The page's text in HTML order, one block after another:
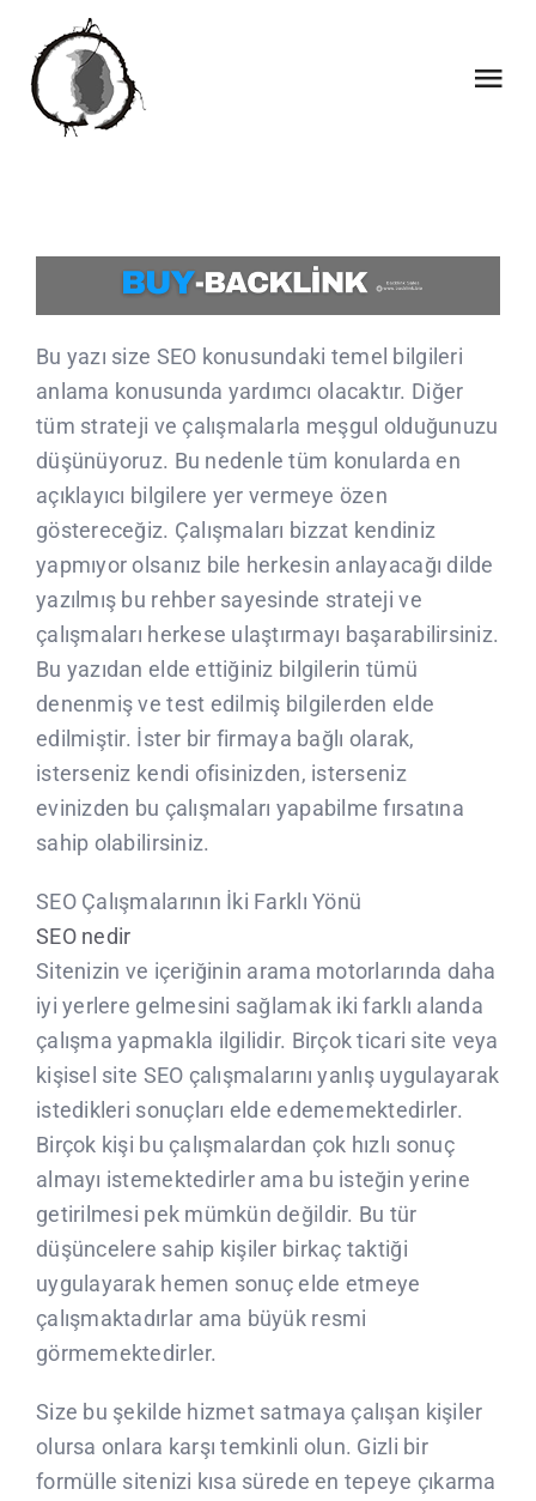
content
COL·LABORACIONS
CALENDARI
CLIENTS
CONTACTE
Bu yazı size SEO konusundaki temel bilgileri
anlama konusunda yardımcı olacaktır. Diğer
tüm strateji ve çalışmalarla meşgul olduğunuzu
düşünüyoruz. Bu nedenle tüm konularda en
açıklayıcı bilgilere yer vermeye özen
göstereceğiz. Çalışmaları bizzat kendiniz
yapmıyor olsanız bile herkesin anlayacağı dilde
yazılmış bu rehber sayesinde strateji ve
çalışmaları herkese ulaştırmayı başarabilirsiniz.
Bu yazıdan elde ettiğiniz bilgilerin tümü
denenmiş ve test edilmiş bilgilerden elde
edilmiştir. İster bir firmaya bağlı olarak,
isterseniz kendi ofisinizden, isterseniz
evinizden bu çalışmaları yapabilme fırsatına
sahip olabilirsiniz.
SEO Çalışmalarının İki Farklı Yönü
SEO nedir
Sitenizin ve içeriğinin arama motorlarında daha
iyi yerlere gelmesini sağlamak iki farklı alanda
çalışma yapmakla ilgilidir. Birçok ticari site veya
kişisel site SEO çalışmalarını yanlış uygulayarak
istedikleri sonuçları elde edememektedirler.
Birçok kişi bu çalışmalardan çok hızlı sonuç
almayı istemektedirler ama bu isteğin yerine
getirilmesi pek mümkün değildir. Bu tür
düşüncelere sahip kişiler birkaç taktiği
uygulayarak hemen sonuç elde etmeye
çalışmaktadırlar ama büyük resmi
görmemektedirler.
Size bu şekilde hizmet satmaya çalışan kişiler
olursa onlara karşı temkinli olun. Gizli bir
formülle sitenizi kısa sürede en tepeye çıkarma